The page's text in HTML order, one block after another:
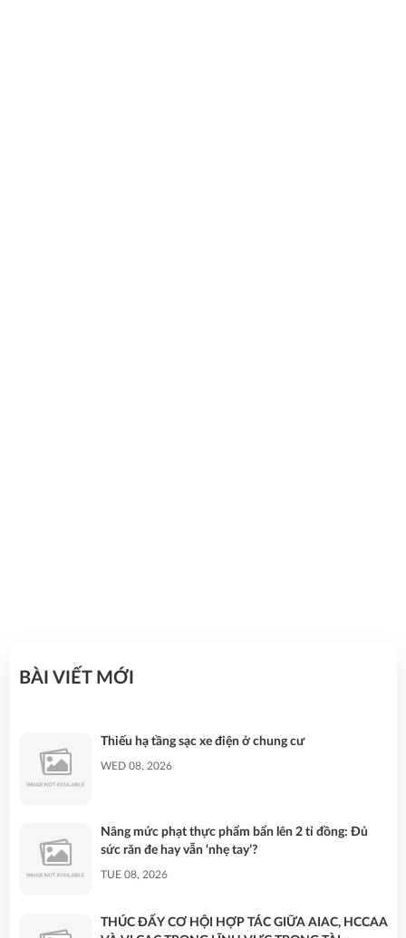
BÀI VIẾT MỚI
Thiếu hạ tầng sạc xe điện ở chung cư
WED 08, 2026
Nâng mức phạt thực phẩm bẩn lên 2 tỉ đồng: Đủ
sức răn đe hay vẫn ‘nhẹ tay’?
TUE 08, 2026
THÚC ĐẨY CƠ HỘI HỢP TÁC GIỮA AIAC, HCCAA